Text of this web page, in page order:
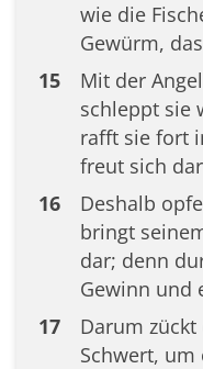
wie die
Gewürm,
15
Mit der
schleppt sie
rafft sie fort
freut sich
16
Deshalb
bringt
dar; denn
Gewinn und
17
Darum
Schwert,